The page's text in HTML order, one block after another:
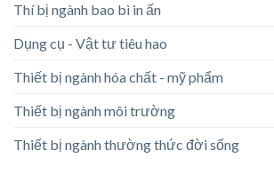
Thí bị ngành bao bì in ấn
Dụng cụ - Vật tư tiêu hao
Thiết bị ngành hóa chất - mỹ phẩm
Thiết bị ngành môi trường
Thiết bị ngành thường thức đời sống